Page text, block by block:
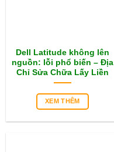
Dell Latitude không lên
nguồn: lỗi phổ biến – Địa
Chỉ Sửa Chữa Lấy Liền
XEM THÊM